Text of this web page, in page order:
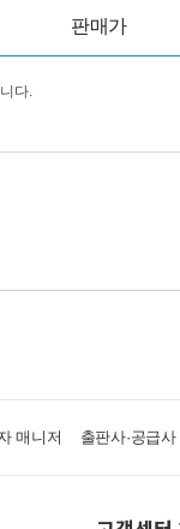
판매가
다.
매니저 출판사·공급사